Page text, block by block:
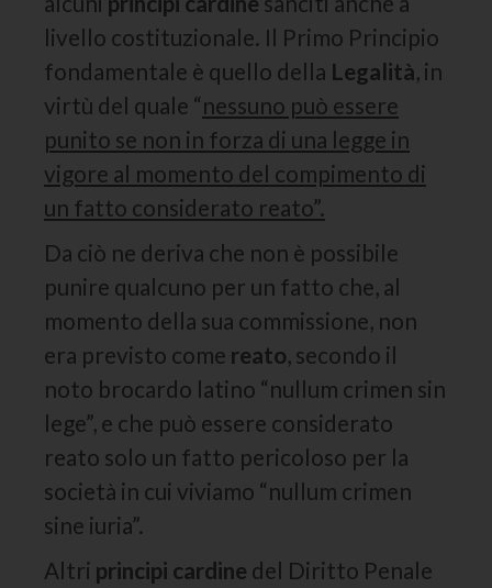
livello costituzionale. Il Primo Principio
fondamentale è quello della Legalità, in
virtù del quale “nessuno può essere
punito se non in forza di una legge in
vigore al momento del compimento di
un fatto considerato reato”.
Da ciò ne deriva che non è possibile
punire qualcuno per un fatto che, al
momento della sua commissione, non
era previsto come reato, secondo il
noto brocardo latino “nullum crimen sin
lege”, e che può essere considerato
reato solo un fatto pericoloso per la
società in cui viviamo “nullum crimen
sine iuria”.
Altri principi cardine del Diritto Penale